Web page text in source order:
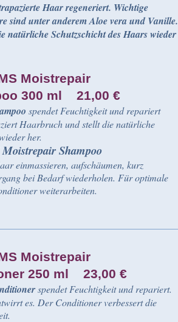
Haar regeneriert. Wichtige
sind unter anderem Aloe vera und Vanille.
natürliche Schutzschicht des Haars wieder
Moistrepair
300 ml 21,00 €
spendet Feuchtigkeit und repariert
Haarbruch und stellt die natürliche
her.
Shampoo
einmassieren, aufschäumen, kurz
bei Bedarf wiederholen. Für optimale
weiterarbeiten.
Moistrepair
250 ml 23,00 €
spendet Feuchtigkeit und repariert.
es. Der Conditioner verbessert die